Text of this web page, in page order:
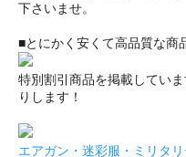
下さいませ。
■とにかく安くて高品質な商
特別割引商品を掲載してい
りします！
エアガン・迷彩服・ミリタ